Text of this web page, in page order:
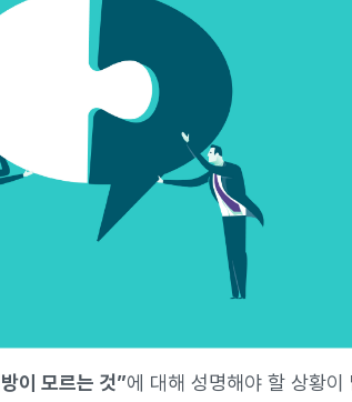
이 모르는 것”에 대해 성명해야 할 상황이